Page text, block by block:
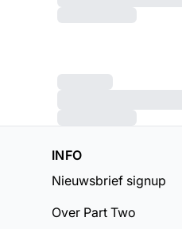
INFO
Nieuwsbrief signup
Over Part Two